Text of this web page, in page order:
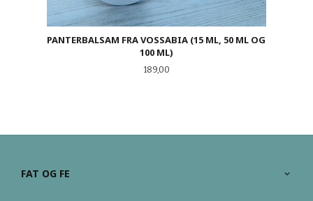
PANTERBALSAM FRA VOSSABIA (15 ML, 50 ML OG
100 ML)
Pris
189,00
FAT OG FE